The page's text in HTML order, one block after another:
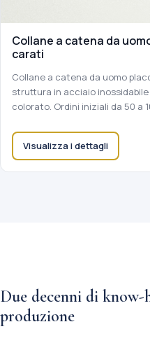
Collane a catena da
carati
Collane a catena da uomo
struttura in acciaio
colorato. Ordini iniziali da 50 a
Visualizza i dettagli
Due decenni di know-
produzione